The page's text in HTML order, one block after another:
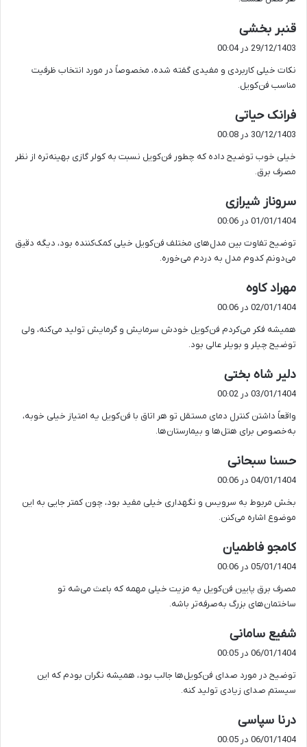
قنبر بخشی
ف
:
29/12/1403 در 00:04
نکات خیلی کاربردی و مفیدی گفته شده، مخصوصاً در مورد انتخاب ظرفیت
مناسب فن‌کویل.
فرانک حیاتی
ف
:
30/12/1403 در 00:08
خیلی خوب توضیح داده که چطور فن‌کویل نسبت به کولر گازی بهینه‌تره از نظر
مصرف برق.
سروناز شیرازی
ف
:
01/01/1404 در 00:06
توضیح تفاوت بین مدل‌های مختلف فن‌کویل خیلی کمک‌کننده بود، دیگه دقیق
می‌دونم کدوم مدل به دردم می‌خوره.
مهراد کاوه
:
02/01/1404 در 00:06
همیشه فکر می‌کردم فن‌کویل خودش سرمایش و گرمایش تولید می‌کنه، ولی
توضیح چیلر و بویلر عالی بود.
دلیر شاه بختی
ف
:
03/01/1404 در 00:02
واقعاً داشتن کنترل دمای مستقل تو هر اتاق با فن‌کویل یه امتیاز خیلی خوبه،
به‌خصوص برای هتل‌ها و بیمارستان‌ها.
حسنا سبحانی
ف
:
04/01/1404 در 00:06
بخش مربوط به سرویس و نگهداری خیلی مفید بود، چون کمتر جایی به این
موضوع اشاره می‌کنن.
کامجو فاطمیان
ف
:
05/01/1404 در 00:06
مصرف برق پایین فن‌کویل یه مزیت خیلی مهمه که باعث می‌شه تو
ساختمان‌های بزرگ به‌صرفه‌تر باشه.
شفیع سامانی
ف
:
06/01/1404 در 00:05
توضیح در مورد صدای فن‌کویل‌ها جالب بود، همیشه نگران بودم که این
سیستم صدای زیادی تولید کنه.
درنا سپاسی
ف
06/01/1404 در 00:05